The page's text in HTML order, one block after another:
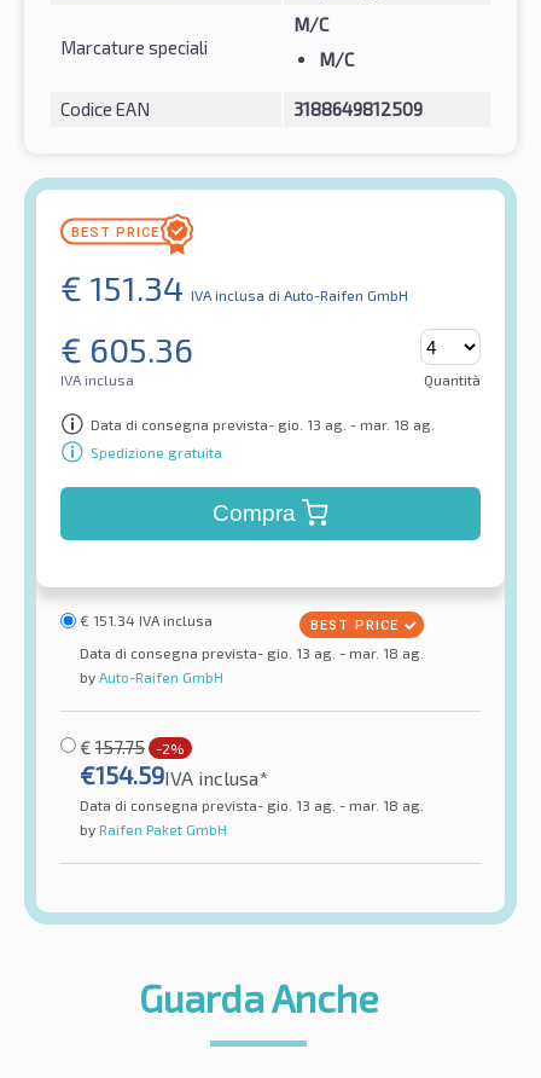
Marcature speciali
M/C
M/C
Codice EAN 3188649812509
€ 151.34 IVA inclusa di Auto-Raifen GmbH
€ 605.36
IVA inclusa Quantità
Data di consegna prevista- gio. 13 ag. - mar. 18 ag.
Spedizione gratuita
Compra
€ 151.34 IVA inclusa
Data di consegna prevista- gio. 13 ag. - mar. 18 ag.
by Auto-Raifen GmbH
€ 157.75 -2%
€154.59IVA inclusa*
Data di consegna prevista- gio. 13 ag. - mar. 18 ag.
by Raifen Paket GmbH
Guarda Anche